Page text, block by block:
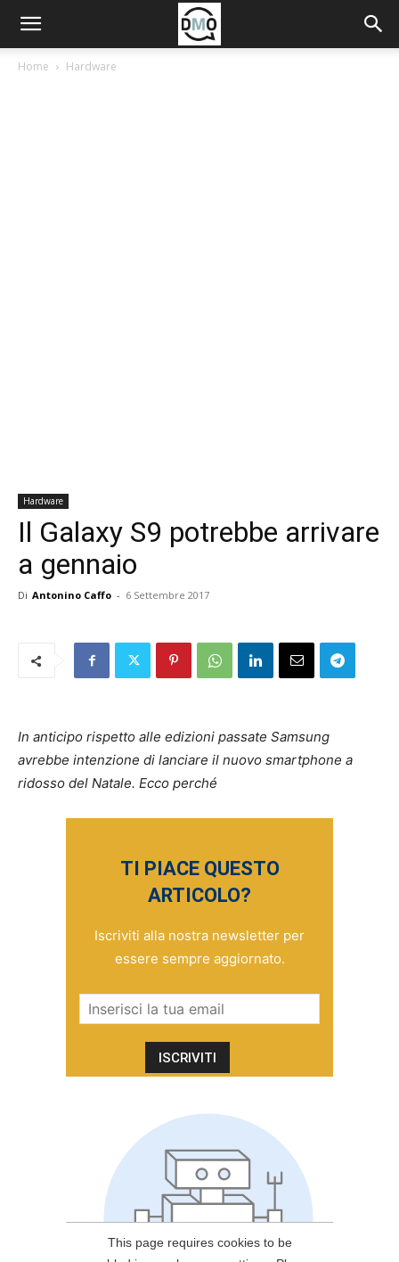
Home Hardware
Hardware
Il Galaxy S9 potrebbe arrivare
a gennaio
Di Antonino Caffo - 6 Settembre 2017
In anticipo rispetto alle edizioni passate Samsung
avrebbe intenzione di lanciare il nuovo smartphone a
ridosso del Natale. Ecco perché
TI PIACE QUESTO
ARTICOLO?
Iscriviti alla nostra newsletter per
essere sempre aggiornato.